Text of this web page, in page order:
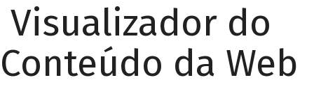
Visualizador do
Conteúdo da Web